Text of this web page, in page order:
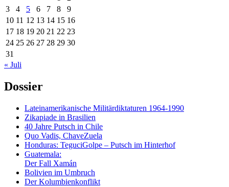
3
4 5 6 7 8
9
10 11 12 13 14 15 16
17 18 19 20 21 22 23
24 25 26 27 28 29 30
31
« Juli
Dossier
Lateinamerikanische Militärdiktaturen 1964-1990
Zikapiade in Brasilien
40 Jahre Putsch in Chile
Quo Vadis, ChaveZuela
Honduras: TeguciGolpe – Putsch im Hinterhof
Guatemala:
Der Fall Xamán
Bolivien im Umbruch
Der Kolumbienkonflikt